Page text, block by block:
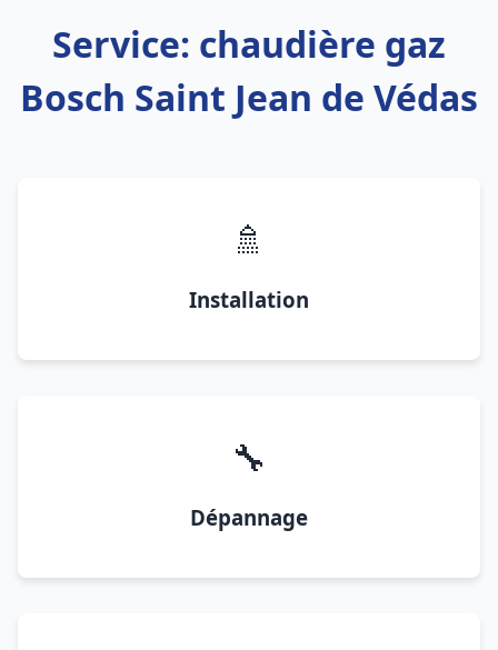
Service: chaudière gaz
Bosch Saint Jean de Védas
🚿
Installation
🔧
Dépannage